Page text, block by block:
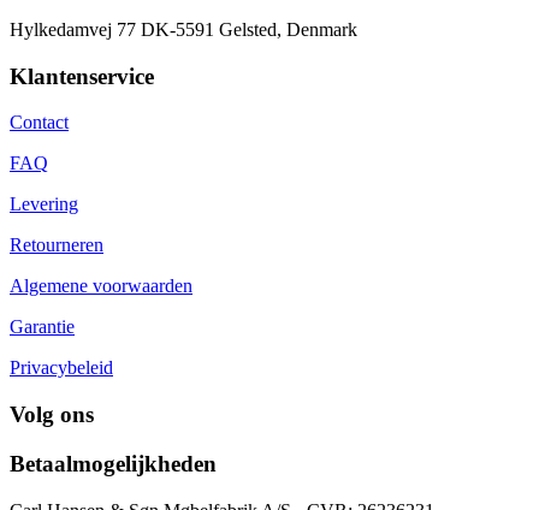
Hylkedamvej 77 DK-5591 Gelsted, Denmark
Klantenservice
Contact
FAQ
Levering
Retourneren
Algemene voorwaarden
Garantie
Privacybeleid
Volg ons
Betaalmogelijkheden